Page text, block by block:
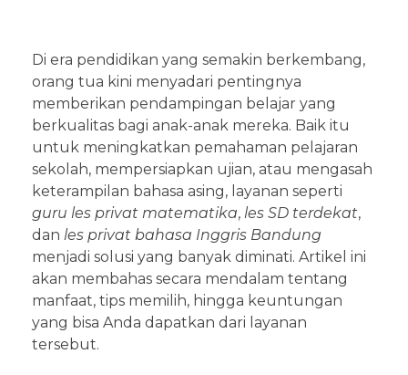
Di era pendidikan yang semakin berkembang,
orang tua kini menyadari pentingnya
memberikan pendampingan belajar yang
berkualitas bagi anak-anak mereka. Baik itu
untuk meningkatkan pemahaman pelajaran
sekolah, mempersiapkan ujian, atau mengasah
keterampilan bahasa asing, layanan seperti
guru les privat matematika, les SD terdekat,
dan les privat bahasa Inggris Bandung
menjadi solusi yang banyak diminati. Artikel ini
akan membahas secara mendalam tentang
manfaat, tips memilih, hingga keuntungan
yang bisa Anda dapatkan dari layanan
tersebut.